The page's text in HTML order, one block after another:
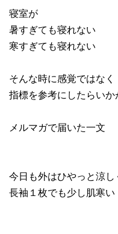
寝室が
暑すぎても寝れない
寒すぎても寝れない
そんな時に感覚ではなく
指標を参考にしたらい
メルマガで届いた一文
今日も外はひやっと涼し
長袖１枚でも少し肌寒い